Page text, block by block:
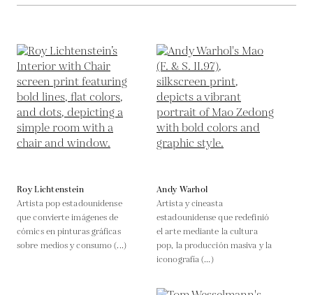
Roy Lichtenstein
Artista pop estadounidense
que convierte imágenes de
cómics en pinturas gráficas
sobre medios y consumo (...)
Andy Warhol
Artista y cineasta
estadounidense que redefinió
el arte mediante la cultura
pop, la producción masiva y la
iconografía (...)